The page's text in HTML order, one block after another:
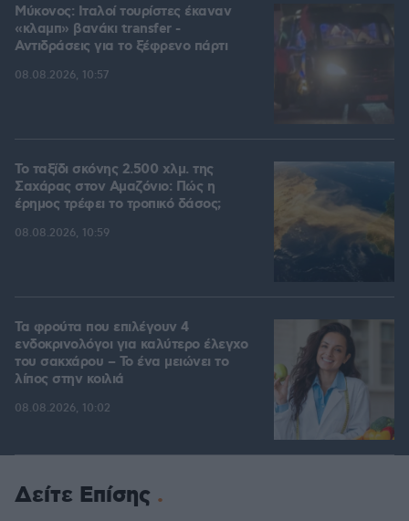
Μύκονος: Ιταλοί τουρίστες έκαναν
«κλαμπ» βανάκι transfer -
Αντιδράσεις για το ξέφρενο πάρτι
08.08.2026, 10:57
Το ταξίδι σκόνης 2.500 χλμ. της
Σαχάρας στον Αμαζόνιο: Πώς η
έρημος τρέφει το τροπικό δάσος;
08.08.2026, 10:59
Τα φρούτα που επιλέγουν 4
ενδοκρινολόγοι για καλύτερο έλεγχο
του σακχάρου – Το ένα μειώνει το
λίπος στην κοιλιά
08.08.2026, 10:02
Δείτε Επίσης